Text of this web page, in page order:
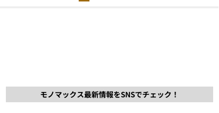
モノマックス最新情報をSNSでチェック！